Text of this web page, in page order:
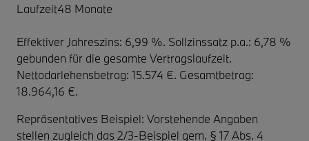
Laufzeit48 Monate
Effektiver Jahreszins: 6,99 %. Sollzinssatz p.a.: 6,78 %
gebunden für die gesamte Vertragslaufzeit.
Nettodarlehensbetrag: 15.574 €. Gesamtbetrag:
18.964,16 €.
Repräsentatives Beispiel: Vorstehende Angaben
stellen zugleich das 2/3-Beispiel gem. § 17 Abs. 4